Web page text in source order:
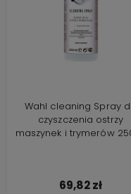
Wahl cleaning Spray
czyszczenia ostrzy
maszynek i trymerów
69,82 zł